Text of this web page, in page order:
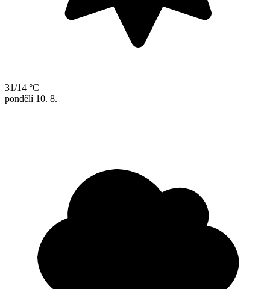
31/14 °C
pondělí 10. 8.